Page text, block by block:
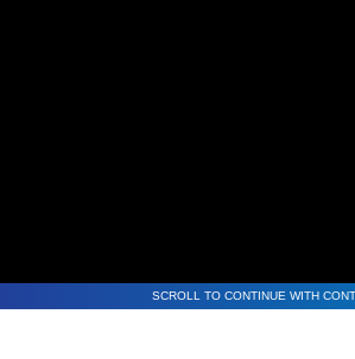
SCROLL TO CONTINUE WITH